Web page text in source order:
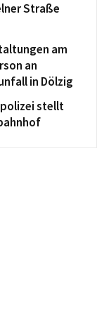
Straße
am
an
in Dölzig
stellt